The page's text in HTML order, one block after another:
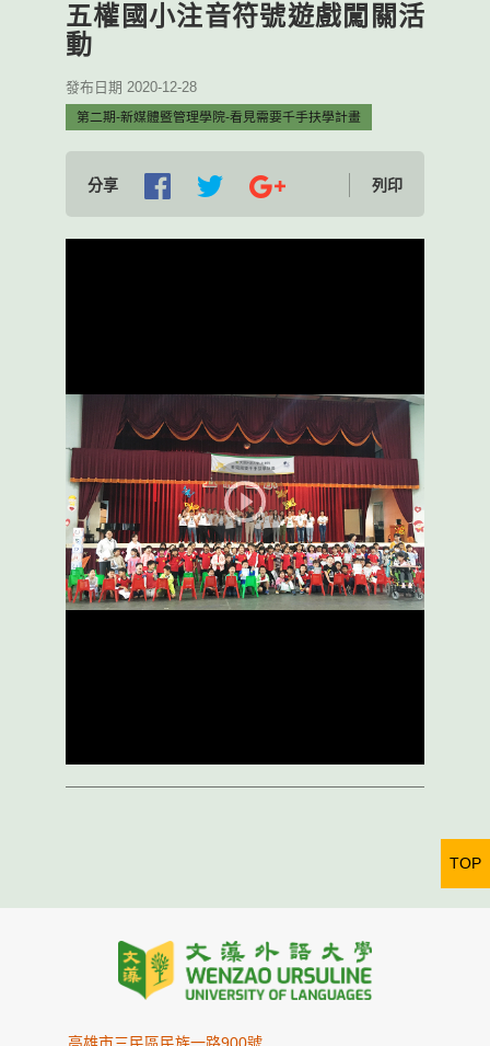
五權國小注音符號遊戲闖關活
動
發布日期 2020-12-28
第二期-新媒體暨管理學院-看見需要千手扶學計畫
分享 列印
TOP